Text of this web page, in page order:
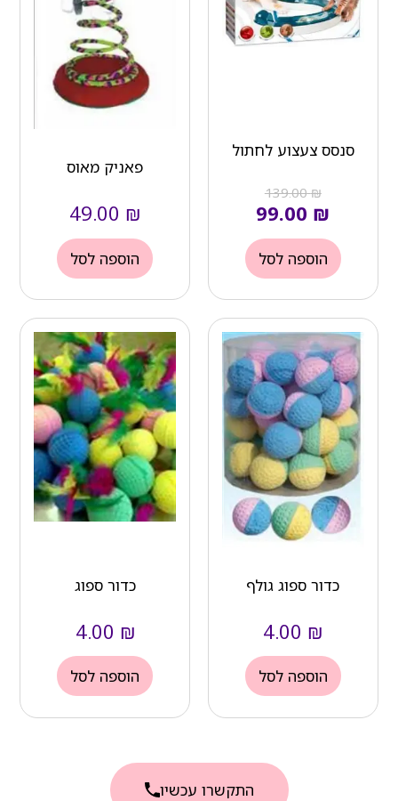
סנסס צעצוע לחתול
₪
139.00
₪
הוספה לסל
פאניק מאוס
₪
הוספה לסל
כדור ספוג גולף
₪
הוספה לסל
כדור ספוג
₪
הוספה לסל
התקשרו עכשיו